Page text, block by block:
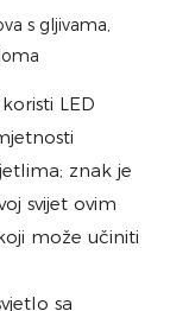
s ​​gljivama,
LED
znak je
svijet ovim
može učiniti
sa